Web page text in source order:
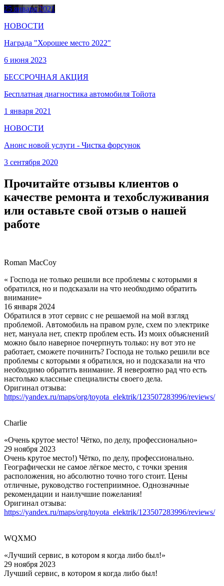
25 января 2021
НОВОСТИ
Награда "Хорошее место 2022"
6 июня 2023
БЕССРОЧНАЯ АКЦИЯ
Бесплатная диагностика автомобиля Тойота
1 января 2021
НОВОСТИ
Анонс новой услуги - Чистка форсунок
3 сентября 2020
Прочитайте отзывы клиентов о
качестве ремонта и техобслуживания
или оставьте свой отзыв о нашей
работе
Roman MacCoy
« Господа не только решили все проблемы с которыми я
обратился, но и подсказали на что необходимо обратить
внимание»
16 января 2024
Обратился в этот сервис с не решаемой на мой взгляд
проблемой. Автомобиль на правом руле, схем по электрике
нет, мануала нет, спектр проблем есть. Из моих объяснений
можно было наверное почерпнуть только: ну вот это не
работает, сможете починить? Господа не только решили все
проблемы с которыми я обратился, но и подсказали на что
необходимо обратить внимание. Я невероятно рад что есть
настолько классные специалисты своего дела.
Оригинал отзыва:
https://yandex.ru/maps/org/toyota_elektrik/123507283996/reviews/
Charlie
«Очень крутое место! Чётко, по делу, профессионально»
29 ноября 2023
Очень крутое место!) Чётко, по делу, профессионально.
Географически не самое лёгкое место, с точки зрения
расположения, но абсолютно точно того стоит. Цены
отличные, руководство гостеприимное. Однозначные
рекомендации и наилучшие пожелания!
Оригинал отзыва:
https://yandex.ru/maps/org/toyota_elektrik/123507283996/reviews/
WQXMO
«Лучший сервис, в котором я когда либо был!»
29 ноября 2023
Лучший сервис, в котором я когда либо был!